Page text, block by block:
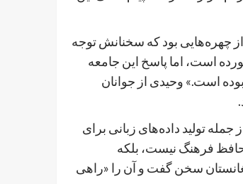
چهره‌هایی بود که سخنانش توجه
است، اما پاسخ این جامعه
است.» وحیدی از جوانان
تولید داده‌های زبانی برای
حافظ فرهنگ نیست، بلکه
سخن گفت و آن را «راهی